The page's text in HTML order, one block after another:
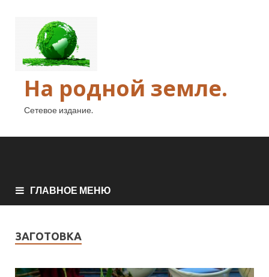
На родной земле.
Сетевое издание.
ГЛАВНОЕ МЕНЮ
ЗАГОТОВКА